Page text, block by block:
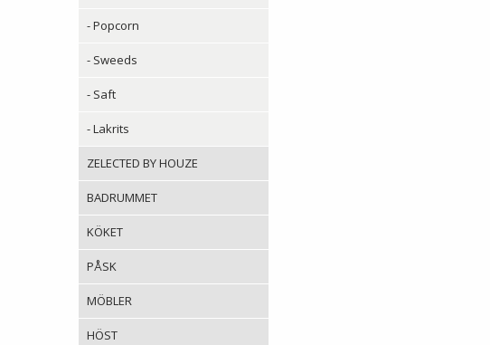
- Popcorn
- Sweeds
- Saft
- Lakrits
ZELECTED BY HOUZE
BADRUMMET
KÖKET
PÅSK
MÖBLER
HÖST